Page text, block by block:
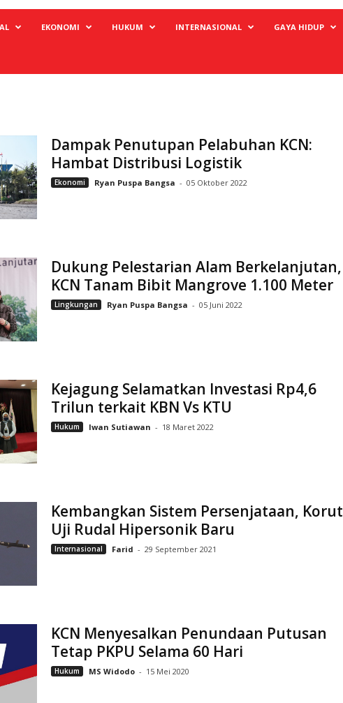
EKONOMI HUKUM INTERNASIONAL GAYA HIDUP
Dampak Penutupan Pelabuhan KCN:
Hambat Distribusi Logistik
Ekonomi Ryan Puspa Bangsa - 05 Oktober 2022
Dukung Pelestarian Alam Berkelanjutan,
KCN Tanam Bibit Mangrove 1.100 Meter
Lingkungan Ryan Puspa Bangsa - 05 Juni 2022
Kejagung Selamatkan Investasi Rp4,6
Trilun terkait KBN Vs KTU
Hukum Iwan Sutiawan - 18 Maret 2022
Kembangkan Sistem Persenjataan, Korut
Uji Rudal Hipersonik Baru
Internasional Farid - 29 September 2021
KCN Menyesalkan Penundaan Putusan
Tetap PKPU Selama 60 Hari
Hukum MS Widodo - 15 Mei 2020